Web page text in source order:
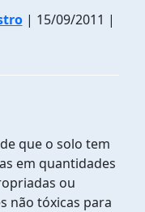
| 15/09/2011 |
que o solo tem
em quantidades
ou
não tóxicas para